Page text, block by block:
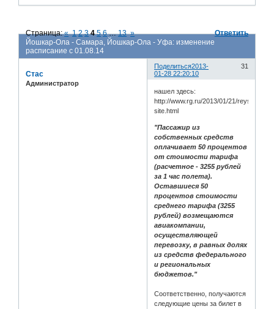
Йошкар-Ола - Самара, Йошкар-Ола - Уфа: изменение
расписание с 01.08.14
Страница:« 1 2 3 4 5 6 … 13 » Ответить
Поделиться 31
2013-
01-28 22:20:10
Стас
Администратор
нашел здесь:
http://www.rg.ru/2013/01/21/reysi-
site.html
"Пассажир из
собственных средств
оплачивает 50 процентов
от стоимости тарифа
(расчетное - 3255 рублей
за 1 час полета).
Оставшиеся 50
процентов стоимости
среднего тарифа (3255
рублей) возмещаются
авиакомпании,
осуществляющей
перевозку, в равных долях
из средств федерального
и региональных
бюджетов."
Соответственно, получаются
следующие цены за билет в